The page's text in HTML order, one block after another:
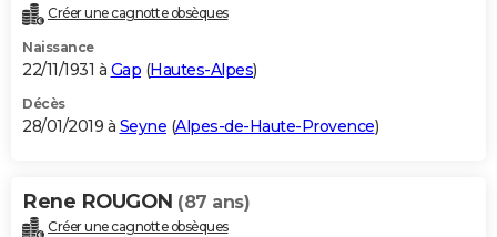
Créer une cagnotte obsèques
Naissance
22/11/1931 à Gap (Hautes-Alpes)
Décès
28/01/2019 à Seyne (Alpes-de-Haute-Provence)
Rene ROUGON (87 ans)
Créer une cagnotte obsèques